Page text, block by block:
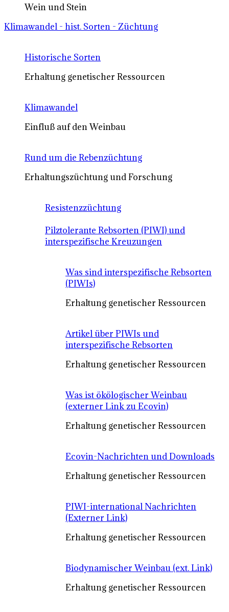
Wein und Stein
Klimawandel - hist. Sorten - Züchtung
Historische Sorten
Erhaltung genetischer Ressourcen
Klimawandel
Einfluß auf den Weinbau
Rund um die Rebenzüchtung
Erhaltungszüchtung und Forschung
Resistenzzüchtung
Pilztolerante Rebsorten (PIWI) und
interspezifische Kreuzungen
Was sind interspezifische Rebsorten
(PIWIs)
Erhaltung genetischer Ressourcen
Artikel über PIWIs und
interspezifische Rebsorten
Erhaltung genetischer Ressourcen
Was ist ökölogischer Weinbau
(externer Link zu Ecovin)
Erhaltung genetischer Ressourcen
Ecovin-Nachrichten und Downloads
Erhaltung genetischer Ressourcen
PIWI-international Nachrichten
(Externer Link)
Erhaltung genetischer Ressourcen
Biodynamischer Weinbau (ext. Link)
Erhaltung genetischer Ressourcen